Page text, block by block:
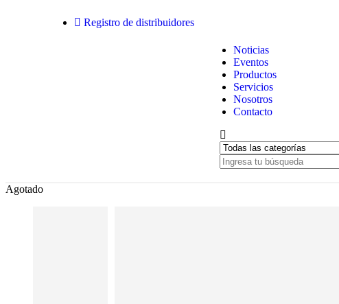
Registro de distribuidores
Noticias
Eventos
Productos
Servicios
Nosotros
Contacto
Agotado